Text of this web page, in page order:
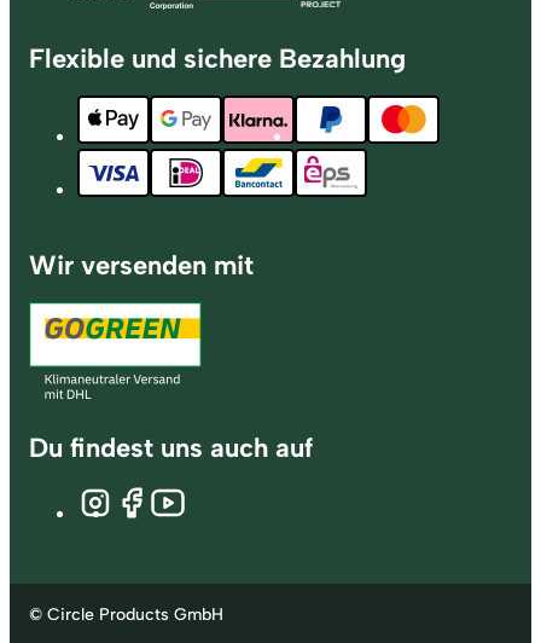
Flexible und sichere Bezahlung
Wir versenden mit
Du findest uns auch auf
© Circle Products GmbH